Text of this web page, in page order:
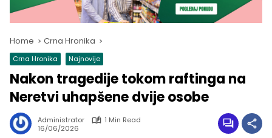
Home Crna Hronika
Crna Hronika Najnovije
Nakon tragedije tokom raftinga na
Neretvi uhapšene dvije osobe
Administrator
1 Min Read
16/06/2026